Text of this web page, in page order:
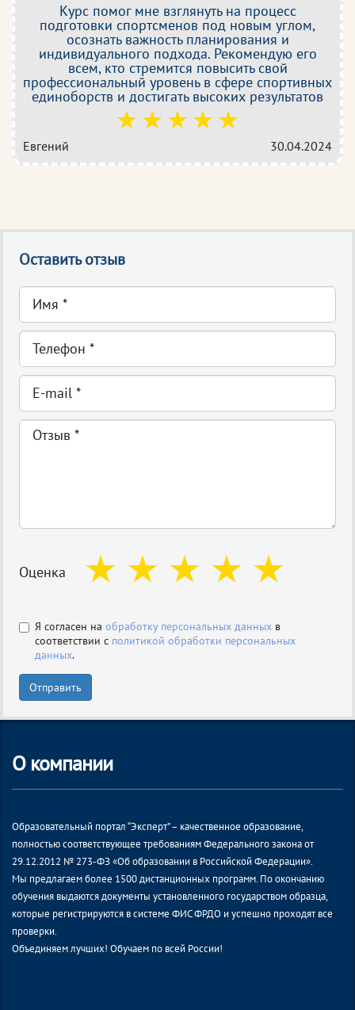
Курс помог мне взглянуть на процесс
подготовки спортсменов под новым углом,
осознать важность планирования и
индивидуального подхода. Рекомендую его
всем, кто стремится повысить свой
профессиональный уровень в сфере спортивных
единоборств и достигать высоких результатов
со своими учениками.
Евгений 30.04.2024
Оставить отзыв
Оценка
Я согласен на обработку персональных данных в
соответствии с политикой обработки персональных
данных.
Отправить
О компании
Образовательный портал “Эксперт” – качественное образование,
полностью соответствующее требованиям Федерального закона от
29.12.2012 № 273-ФЗ «Об образовании в Российской Федерации».
Мы предлагаем более 1500 дистанционных программ. По окончанию
обучения выдаются документы установленного государством образца,
которые регистрируются в системе ФИС ФРДО и успешно проходят все
проверки.
Объединяем лучших! Обучаем по всей России!